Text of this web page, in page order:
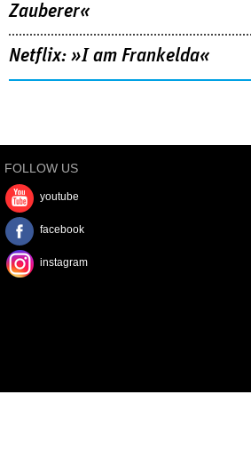
Zauberer«
Netflix: »I am Frankelda«
FOLLOW US
youtube
facebook
instagram